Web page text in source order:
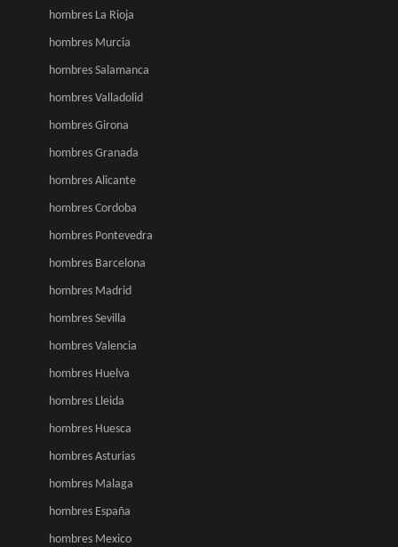
hombres La Rioja
hombres Murcia
hombres Salamanca
hombres Valladolid
hombres Girona
hombres Granada
hombres Alicante
hombres Cordoba
hombres Pontevedra
hombres Barcelona
hombres Madrid
hombres Sevilla
hombres Valencia
hombres Huelva
hombres Lleida
hombres Huesca
hombres Asturias
hombres Malaga
hombres España
hombres Mexico